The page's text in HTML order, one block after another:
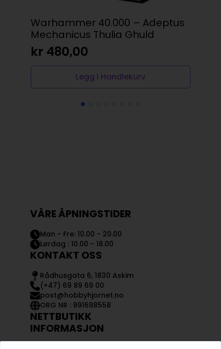
Warhammer 40.000 – Adeptus
Mechanicus Thulia Ghuld
kr 480,00
Legg I Handlekurv
VÅRE ÅPNINGSTIDER
Man - Fre: 10.00 - 20.00
Lørdag : 10.00 - 18.00
KONTAKT OSS
Rådhusgata 6, 1830 Askim
(+47) 69 89 69 00
post@hobbyhjornet.no
ORG NR : 991698558
NETTBUTIKK
INFORMASJON